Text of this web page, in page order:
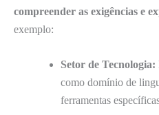
compreender as exigências e
exemplo:
Setor de Tecnologia:
como domínio de
ferramentas